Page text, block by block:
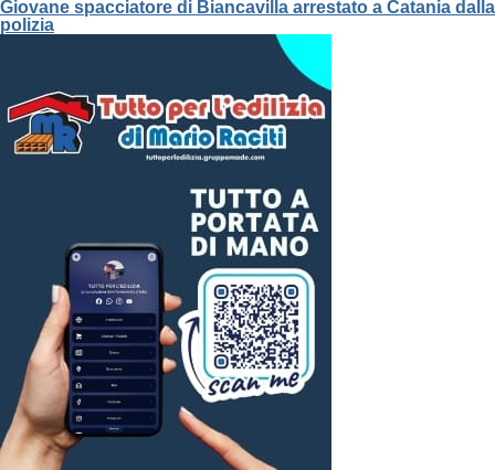
Giovane spacciatore di Biancavilla arrestato a Catania dalla
polizia